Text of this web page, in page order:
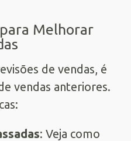
Melhorar
de vendas, é
vendas anteriores.
: Veja como